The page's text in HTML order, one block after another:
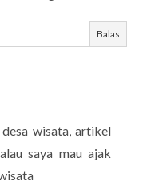
Balas
wisata, artikel
saya mau ajak